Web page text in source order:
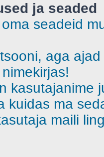
ja seaded
seadeid
aga
kasutajanime
kuidas ma
maili